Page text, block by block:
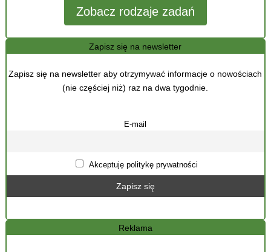
Zobacz rodzaje zadań
Zapisz się na newsletter
Zapisz się na newsletter aby otrzymywać informacje o nowościach
(nie częściej niż) raz na dwa tygodnie.
E-mail
Akceptuję politykę prywatności
Reklama